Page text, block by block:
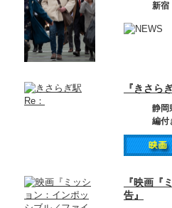
新宿
『きさら
静岡
編付
『映画『
告』